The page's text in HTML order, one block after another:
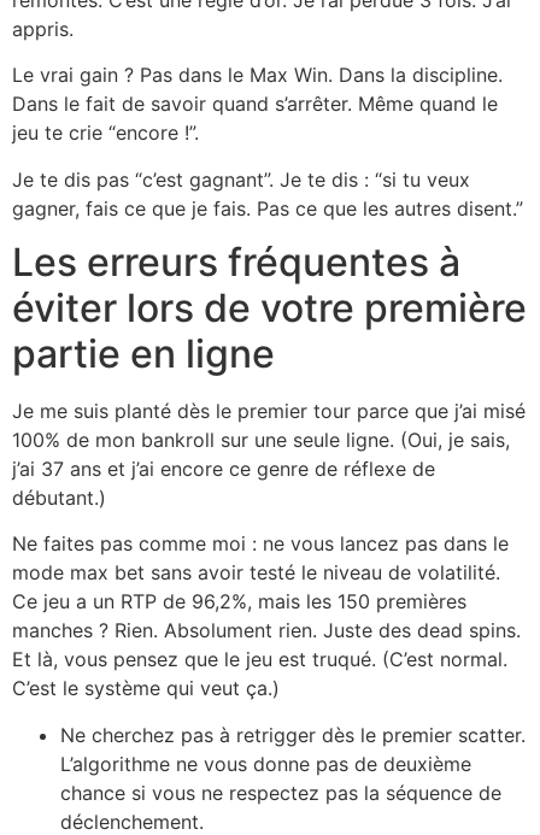
appris.
Le vrai gain ? Pas dans le Max Win. Dans la discipline.
Dans le fait de savoir quand s’arrêter. Même quand le
jeu te crie “encore !”.
Je te dis pas “c’est gagnant”. Je te dis : “si tu veux
gagner, fais ce que je fais. Pas ce que les autres disent.”
Les erreurs fréquentes à
éviter lors de votre première
partie en ligne
Je me suis planté dès le premier tour parce que j’ai misé
100% de mon bankroll sur une seule ligne. (Oui, je sais,
j’ai 37 ans et j’ai encore ce genre de réflexe de
débutant.)
Ne faites pas comme moi : ne vous lancez pas dans le
mode max bet sans avoir testé le niveau de volatilité.
Ce jeu a un RTP de 96,2%, mais les 150 premières
manches ? Rien. Absolument rien. Juste des dead spins.
Et là, vous pensez que le jeu est truqué. (C’est normal.
C’est le système qui veut ça.)
Ne cherchez pas à retrigger dès le premier scatter.
L’algorithme ne vous donne pas de deuxième
chance si vous ne respectez pas la séquence de
déclenchement.